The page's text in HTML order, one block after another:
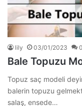
lily 03/01/2023 0
Bale Topuzu
Topuz saç modeli
balerin topuzu
salaş, ensede…